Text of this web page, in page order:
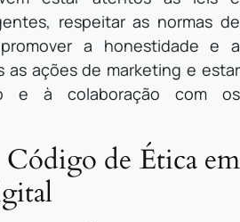
respeitar as normas de
a honestidade e a
as ações de marketing e estar
e à colaboração com os
de Ética em